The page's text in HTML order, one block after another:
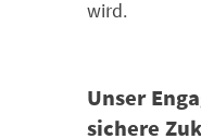
wird.
Unser
sichere